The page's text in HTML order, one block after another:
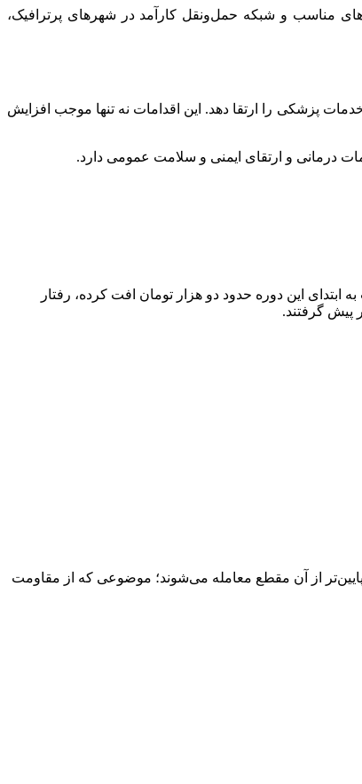
مناسب و شبکه حمل‌ونقل کارآمد در شهرهای پرترافیک،
پزشکی را ارتقا دهد. این اقدامات نه تنها موجب افزایش
درمانی و ارتقای ایمنی و سلامت عمومی دارد.
این دوره حدود دو هزار تومان افت کرده، رفتار
پیش گرفتند.
نشان می‌دهد بسیاری از خودروهای داخلی هنوز پایین‌تر از آن مقطع معامله می‌شوند؛ موضوعی که از مقاومت